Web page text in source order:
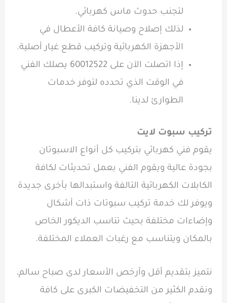
لتجنب حدوث ماس كهربائي.
لذلك إصلاح وصيانة كافة الأعطال في
الأجهزة الكهربائية وتركيب قطع غيار أصلية.
إذا اتصلت الآن على 60012522 يصلك الفني
في الوقت الذي تحدده لتوفر خدمات
الطوارئ لدينا.
تركيب سبوت لايت
يقوم فني كهربائي بتركيب كل أنواع الاسبوتان
بجودة عالية ويقوم الفني بعمل تحديثات لكافة
الكابلات الكهربائية التالفة واستبدالها بأخرى جديدة
ويوفر لك خدمة تركيب سبوتات ذات أشكال
وإضاءات مختلفة بحيث تناسب الديكور الخاص
بالمكان ويتناسب مع رغبات العملاء المختلفة.
نتميز بتقديم أقل وأرخص الأسعار لدى صباح سالم،
ونقدم الكثير من التخفيضات الكبرى على كافة